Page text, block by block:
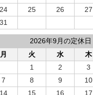
10 11 12 13
17
25 26 27
2026年9月の定休日
月 火 水 木